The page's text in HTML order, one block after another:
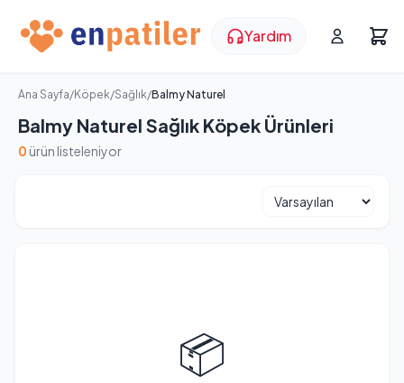
Yardım
Ana Sayfa/Köpek/Sağlık/Balmy Naturel
Balmy Naturel Sağlık Köpek Ürünleri
0 ürün listeleniyor
📦